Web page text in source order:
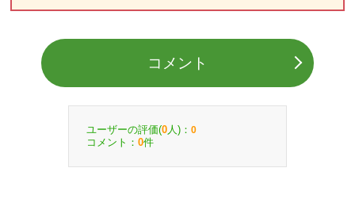
コメント
ユーザーの評価(0 人)： 0
コメント： 0件